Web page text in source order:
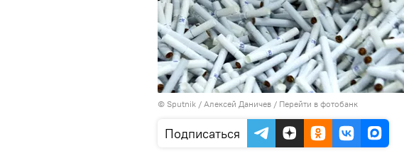
© Sputnik / Алексей Даничев / Перейти в фотобанк
Подписаться